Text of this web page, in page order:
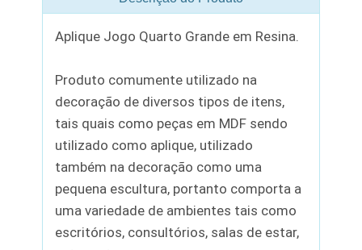
Aplique Jogo Quarto Grande em Resina.
Produto comumente utilizado na
decoração de diversos tipos de itens,
tais quais como peças em MDF sendo
utilizado como aplique, utilizado
também na decoração como uma
pequena escultura, portanto comporta a
uma variedade de ambientes tais como
escritórios, consultórios, salas de estar,